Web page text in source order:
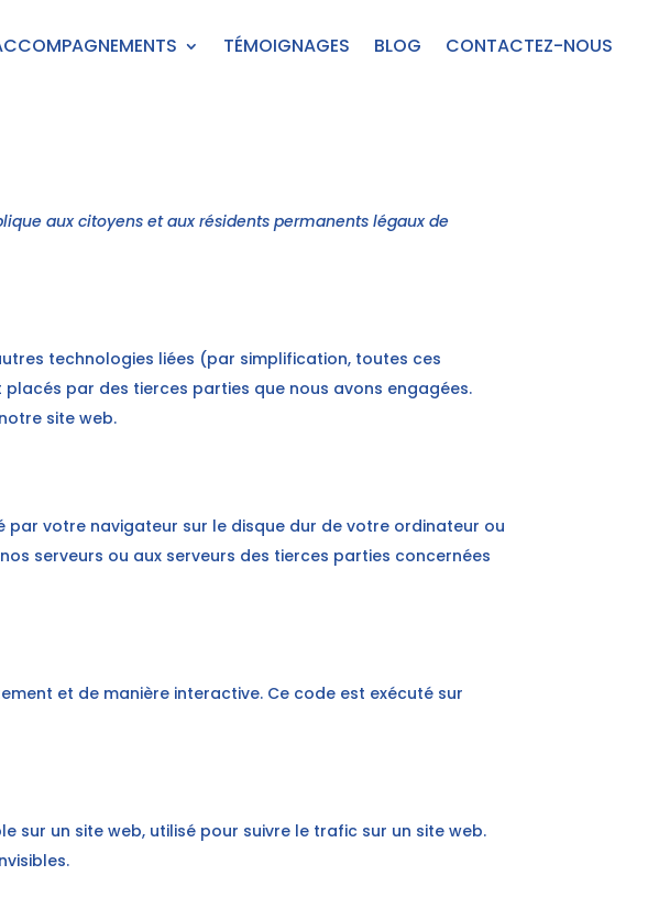
TÉMOIGNAGES BLOG CONTACTEZ-NOUS
aux citoyens et aux résidents permanents légaux de
technologies liées (par simplification, toutes ces
par des tierces parties que nous avons engagées.
site web.
votre navigateur sur le disque dur de votre ordinateur ou
serveurs ou aux serveurs des tierces parties concernées
et de manière interactive. Ce code est exécuté sur
sur un site web, utilisé pour suivre le trafic sur un site web.